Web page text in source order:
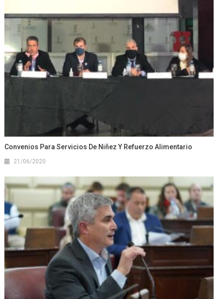
Convenios Para Servicios De Niñez Y Refuerzo Alimentario
21/06/2020